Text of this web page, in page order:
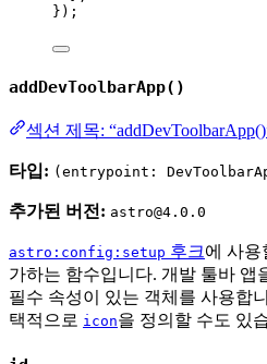
});
addDevToolbarApp()
섹션 제목:
타입: (entrypoint:
추가된 버전: astro@4.0.0
astro:config:setup 후크에 사용
가하는 함수입니다. 개발 툴바 앱
필수 속성이 있는 객체를 사용합
택적으로 icon을 정의할 수도 있